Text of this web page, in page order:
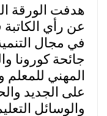
هدفت الورقة
عن رأي
في مجال
جائحة كورونا
المهني
على الجديد
والوسائل